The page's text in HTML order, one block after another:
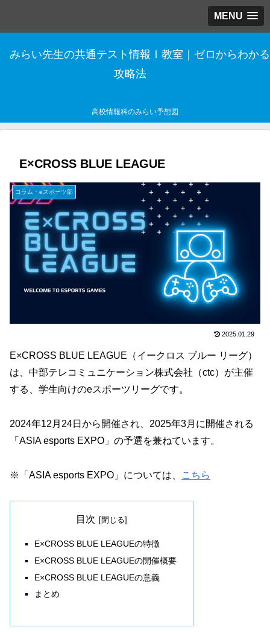
MENU
みらい先生の共通テスト情報Ⅰ教室｜ゼロからわかる
攻略法
高校情報科のみらい予想図
E×CROSS BLUE LEAGUE
コラム・eスポーツ部
2025.01.29
E×CROSS BLUE LEAGUE（イークロス ブルー リーグ）
は、中部テレコミュニケーション株式会社（ctc）が主催
する、学生向けのeスポーツリーグです。
2024年12月24日から開催され、2025年3月に開催される
「ASIA esports EXPO」の予選を兼ねています。
※「ASIA esports EXPO」については、 こちら
目次
E×CROSS BLUE LEAGUEの特徴
E×CROSS BLUE LEAGUEの開催概要
E×CROSS BLUE LEAGUEの意義
まとめ